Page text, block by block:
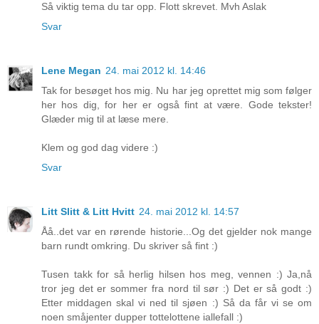
Så viktig tema du tar opp. Flott skrevet. Mvh Aslak
Svar
Lene Megan 24. mai 2012 kl. 14:46
Tak for besøget hos mig. Nu har jeg oprettet mig som følger
her hos dig, for her er også fint at være. Gode tekster!
Glæder mig til at læse mere.
Klem og god dag videre :)
Svar
Litt Slitt & Litt Hvitt 24. mai 2012 kl. 14:57
Åå..det var en rørende historie...Og det gjelder nok mange
barn rundt omkring. Du skriver så fint :)
Tusen takk for så herlig hilsen hos meg, vennen :) Ja,nå
tror jeg det er sommer fra nord til sør :) Det er så godt :)
Etter middagen skal vi ned til sjøen :) Så da får vi se om
noen småjenter dupper tottelottene iallefall :)